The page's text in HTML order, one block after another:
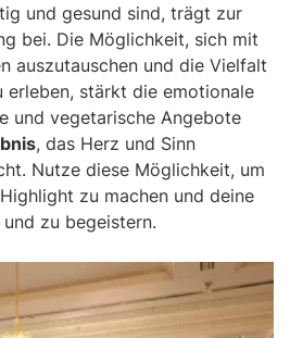
und gesund sind, trägt zur
bei. Die Möglichkeit, sich mit
auszutauschen und die Vielfalt
erleben, stärkt die emotionale
und vegetarische Angebote
, das Herz und Sinn
Nutze diese Möglichkeit, um
zu machen und deine
zu begeistern.